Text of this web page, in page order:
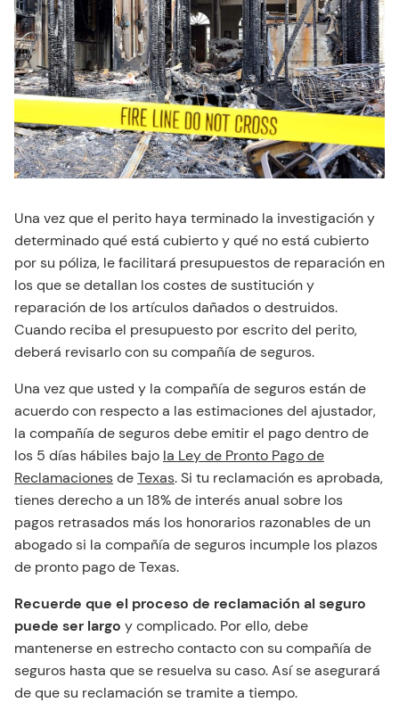
Una vez que el perito haya terminado la investigación y
determinado qué está cubierto y qué no está cubierto
por su póliza, le facilitará presupuestos de reparación en
los que se detallan los costes de sustitución y
reparación de los artículos dañados o destruidos.
Cuando reciba el presupuesto por escrito del perito,
deberá revisarlo con su compañía de seguros.
Una vez que usted y la compañía de seguros están de
acuerdo con respecto a las estimaciones del ajustador,
la compañía de seguros debe emitir el pago dentro de
los 5 días hábiles bajo la Ley de Pronto Pago de
ReclamacionesdeTexas. Si tu reclamación es aprobada,
tienes derecho a un 18% de interés anual sobre los
pagos retrasados más los honorarios razonables de un
abogado si la compañía de seguros incumple los plazos
de pronto pago de Texas.
Recuerde que el proceso de reclamación al seguro
puede ser largo y complicado. Por ello, debe
mantenerse en estrecho contacto con su compañía de
seguros hasta que se resuelva su caso. Así se asegurará
de que su reclamación se tramite a tiempo.